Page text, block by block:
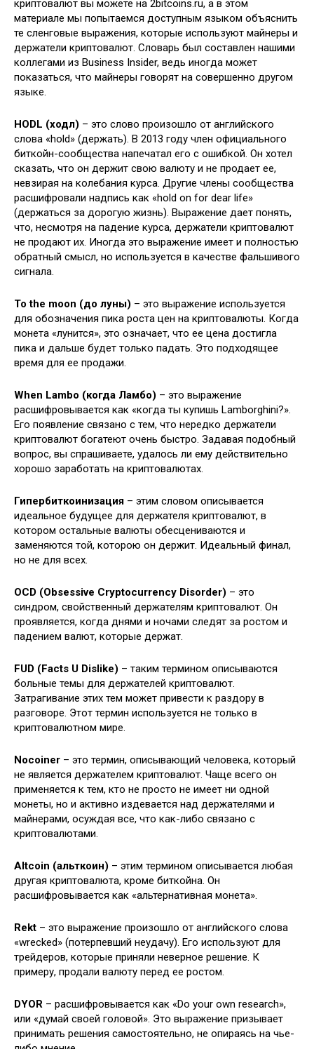
криптовалют вы можете на 2bitcoins.ru, а в этом
материале мы попытаемся доступным языком объяснить
те сленговые выражения, которые используют майнеры и
держатели криптовалют. Словарь был составлен нашими
коллегами из Business Insider, ведь иногда может
показаться, что майнеры говорят на совершенно другом
языке.
HODL (ходл) – это слово произошло от английского
слова «hold» (держать). В 2013 году член официального
биткойн-сообщества напечатал его с ошибкой. Он хотел
сказать, что он держит свою валюту и не продает ее,
невзирая на колебания курса. Другие члены сообщества
расшифровали надпись как «hold on for dear life»
(держаться за дорогую жизнь). Выражение дает понять,
что, несмотря на падение курса, держатели криптовалют
не продают их. Иногда это выражение имеет и полностью
обратный смысл, но используется в качестве фальшивого
сигнала.
To the moon (до луны) – это выражение используется
для обозначения пика роста цен на криптовалюты. Когда
монета «лунится», это означает, что ее цена достигла
пика и дальше будет только падать. Это подходящее
время для ее продажи.
When Lambo (когда Ламбо) – это выражение
расшифровывается как «когда ты купишь Lamborghini?».
Его появление связано с тем, что нередко держатели
криптовалют богатеют очень быстро. Задавая подобный
вопрос, вы спрашиваете, удалось ли ему действительно
хорошо заработать на криптовалютах.
Гипербиткоинизация – этим словом описывается
идеальное будущее для держателя криптовалют, в
котором остальные валюты обесцениваются и
заменяются той, которою он держит. Идеальный финал,
но не для всех.
OCD (Obsessive Cryptocurrency Disorder) – это
синдром, свойственный держателям криптовалют. Он
проявляется, когда днями и ночами следят за ростом и
падением валют, которые держат.
FUD (Facts U Dislike) – таким термином описываются
больные темы для держателей криптовалют.
Затрагивание этих тем может привести к раздору в
разговоре. Этот термин используется не только в
криптовалютном мире.
Nocoiner – это термин, описывающий человека, который
не является держателем криптовалют. Чаще всего он
применяется к тем, кто не просто не имеет ни одной
монеты, но и активно издевается над держателями и
майнерами, осуждая все, что как-либо связано с
криптовалютами.
Altcoin (альткоин) – этим термином описывается любая
другая криптовалюта, кроме биткойна. Он
расшифровывается как «альтернативная монета».
Rekt – это выражение произошло от английского слова
«wrecked» (потерпевший неудачу). Его используют для
трейдеров, которые приняли неверное решение. К
примеру, продали валюту перед ее ростом.
DYOR – расшифровывается как «Do your own research»,
или «думай своей головой». Это выражение призывает
принимать решения самостоятельно, не опираясь на чье-